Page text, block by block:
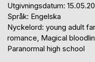
Utgivningsdatum:
Språk: Engelska
Nyckelord: young adult
romance, Magical
Paranormal high school